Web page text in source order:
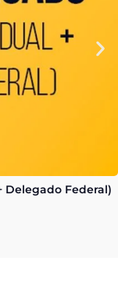
Delegado Federal)